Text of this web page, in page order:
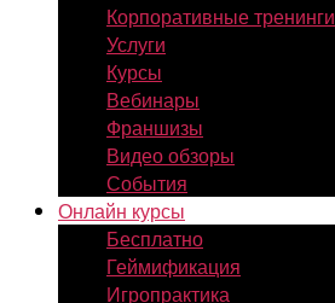
Корпоративные тренинги
Услуги
Курсы
Вебинары
Франшизы
Видео обзоры
События
Онлайн курсы
Бесплатно
Геймификация
Игропрактика